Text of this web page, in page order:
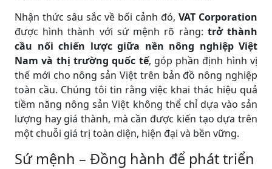
Nhận thức sâu sắc về bối cảnh đó, VAT Corporation
được hình thành với sứ mệnh rõ ràng: trở thành
cầu nối chiến lược giữa nền nông nghiệp Việt
Nam và thị trường quốc tế, góp phần định hình vị
thế mới cho nông sản Việt trên bản đồ nông nghiệp
toàn cầu. Chúng tôi tin rằng việc khai thác hiệu quả
tiềm năng nông sản Việt không thể chỉ dựa vào sản
lượng hay giá thành, mà cần được kiến tạo dựa trên
một chuỗi giá trị toàn diện, hiện đại và bền vững.
Sứ mệnh – Đồng hành để phát triển